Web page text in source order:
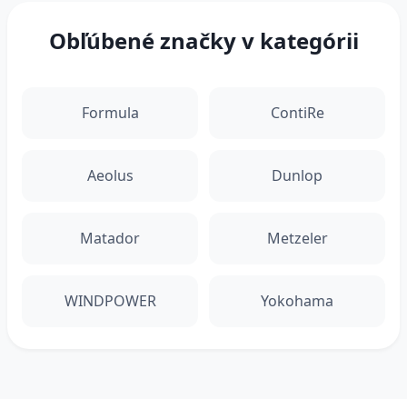
Obľúbené značky v kategórii
Formula ContiRe
Aeolus Dunlop
Matador Metzeler
WINDPOWER Yokohama